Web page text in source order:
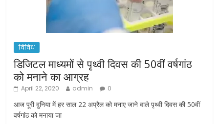
विविध
डिजिटल माध्यमों से पृथ्वी दिवस की 50वीं वर्षगांठ
को मनाने का आग्रह
April 22, 2020 admin 0
आज पूरी दुनिया में हर साल 22 अप्रैल को मनाए जाने वाले पृथ्वी दिवस की 50वीं
वर्षगांठ को मनाया जा